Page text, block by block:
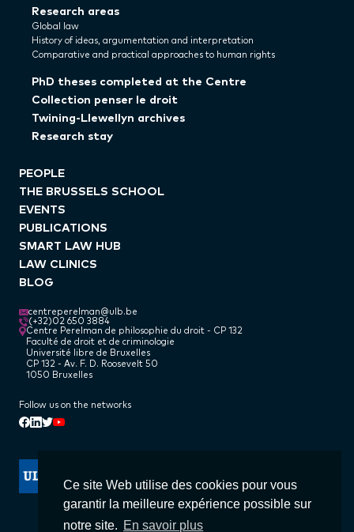
Ce site Web utilise des cookies pour vous
garantir la meilleure expérience possible sur
notre site. En savoir plus
Research areas
Global law
History of ideas, argumentation and interpretation
Comparative and practical approaches to human rights
PhD theses completed at the Centre
Collection penser le droit
Twining-Llewellyn archives
Research stay
PEOPLE
THE BRUSSELS SCHOOL
EVENTS
PUBLICATIONS
SMART LAW HUB
LAW CLINICS
BLOG
centreperelman@ulb.be
(+32)02 650 3884
Centre Perelman de philosophie du droit - CP 132
Faculté de droit et de criminologie
Université libre de Bruxelles
CP 132 - Av. F. D. Roosevelt 50
1050 Bruxelles
Follow us on the networks
Facebook
Linkedin
Twitter
Youtube